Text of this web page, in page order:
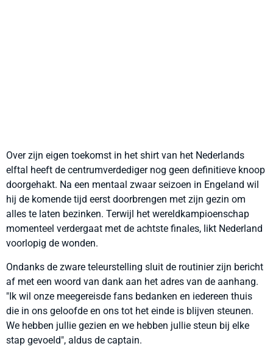
Over zijn eigen toekomst in het shirt van het Nederlands
elftal heeft de centrumverdediger nog geen definitieve knoop
doorgehakt. Na een mentaal zwaar seizoen in Engeland wil
hij de komende tijd eerst doorbrengen met zijn gezin om
alles te laten bezinken. Terwijl het wereldkampioenschap
momenteel verdergaat met de achtste finales, likt Nederland
voorlopig de wonden.
Ondanks de zware teleurstelling sluit de routinier zijn bericht
af met een woord van dank aan het adres van de aanhang.
"Ik wil onze meegereisde fans bedanken en iedereen thuis
die in ons geloofde en ons tot het einde is blijven steunen.
We hebben jullie gezien en we hebben jullie steun bij elke
stap gevoeld", aldus de captain.